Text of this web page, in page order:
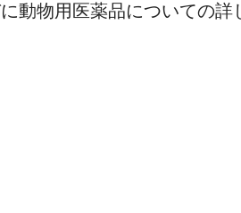
動物用医薬品についての詳